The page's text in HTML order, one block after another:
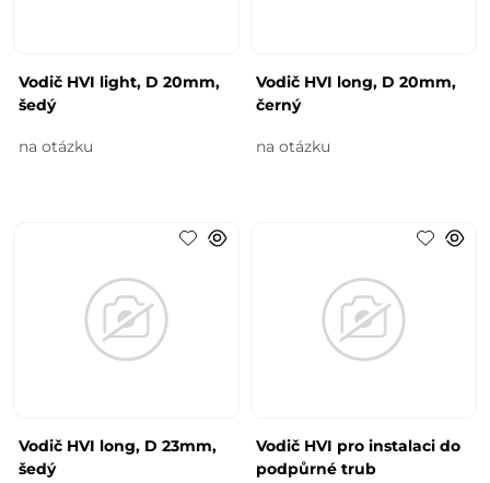
Vodič HVI light, D 20mm,
šedý
na otázku
Vodič HVI long, D 20mm,
černý
na otázku
Vodič HVI long, D 23mm,
šedý
Vodič HVI pro instalaci do
podpůrné trub